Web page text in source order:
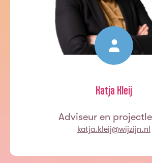
Katja Kleij
Adviseur en
katja.kleij@wijzijn.nl